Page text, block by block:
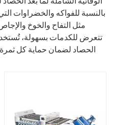
مثل التفاح والخوخ والإجاص
تتعرض للكدمات بسهولة،
الحصاد لضمان حماية كل